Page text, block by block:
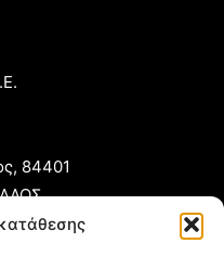
84401